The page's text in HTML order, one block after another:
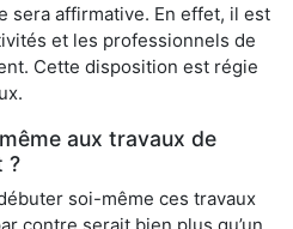
sera affirmative. En effet, il est
et les professionnels de
Cette disposition est régie
aux travaux de
?
soi-même ces travaux